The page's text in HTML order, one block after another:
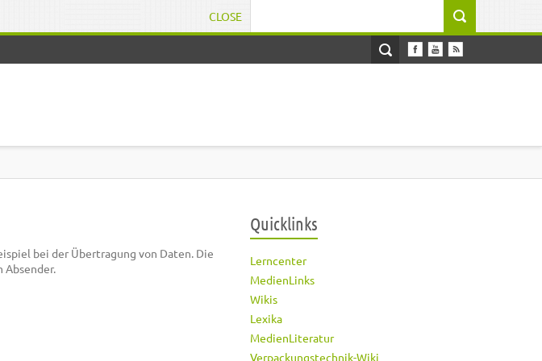
CLOSE
bei der Übertragung von Daten. Die
Absender.
Quicklinks
Lerncenter
MedienLinks
Wikis
Lexika
MedienLiteratur
Verpackungstechnik-Wiki